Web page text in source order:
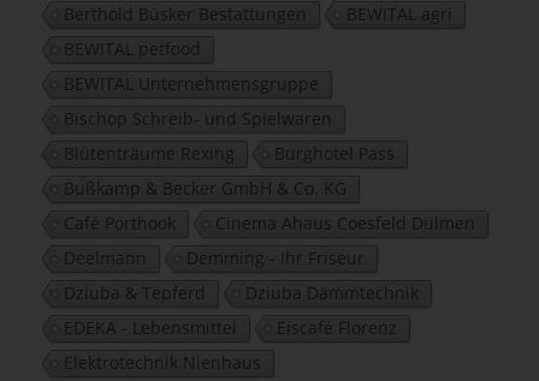
Berthold Büsker Bestattungen
BEWITAL agri
BEWITAL petfood
BEWITAL Unternehmensgruppe
Bischop Schreib- und Spielwaren
Blütenträume Rexing
Burghotel Pass
Bußkamp & Becker GmbH & Co. KG
Café Porthook
Cinema Ahaus Coesfeld Dülmen
Deelmann
Demming - Ihr Friseur
Dziuba & Tepferd
Dziuba Dämmtechnik
EDEKA - Lebensmittel
Eiscafé Florenz
Elektrotechnik Nienhaus